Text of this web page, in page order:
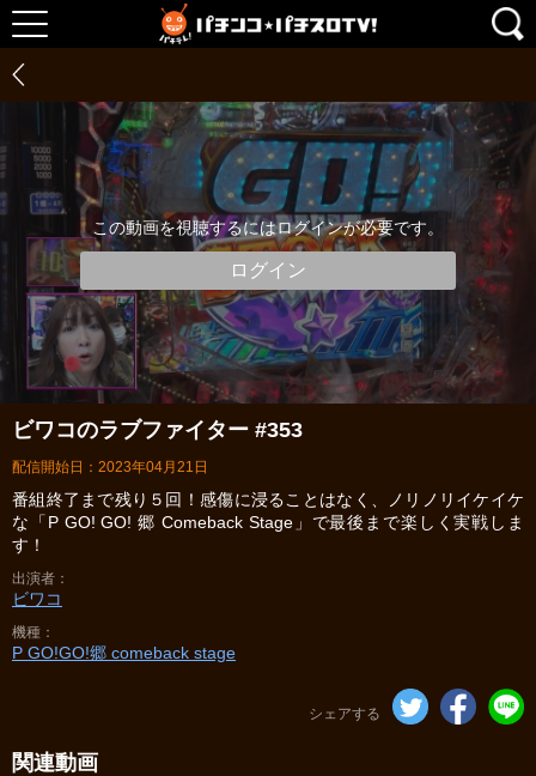
この動画を視聴するにはログインが必要です。
ログイン
ビワコのラブファイター #353
配信開始日：2023年04月21日
番組終了まで残り５回！感傷に浸ることはなく、ノリノリイケイケ
な「P GO! GO! 郷 Comeback Stage」で最後まで楽しく実戦しま
す！
出演者
ビワコ
機種
P GO!GO!郷 comeback stage
シェアする
関連動画